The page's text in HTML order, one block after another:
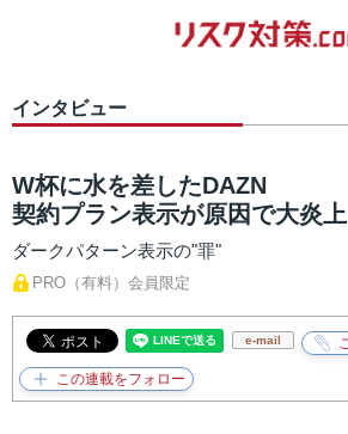
インタビュー
W杯に水を差したDAZN
契約プラン表示が原因で大炎上
ダークパターン表示の"罪"
PRO（有料）会員限定
e-mail